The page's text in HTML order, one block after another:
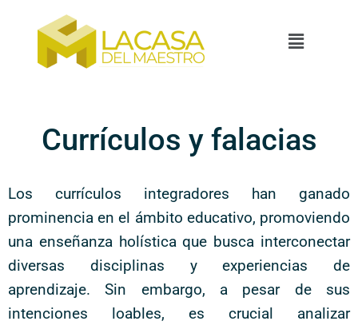
Currículos y falacias
Los currículos integradores han ganado
prominencia en el ámbito educativo, promoviendo
una enseñanza holística que busca interconectar
diversas disciplinas y experiencias de
aprendizaje. Sin embargo, a pesar de sus
intenciones loables, es crucial analizar